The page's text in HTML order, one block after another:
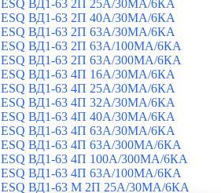
ESQ ВД1-63 2П 25А/30МА/6КА
ESQ ВД1-63 2П 40А/30МА/6КА
ESQ ВД1-63 2П 63А/30МА/6КА
ESQ ВД1-63 2П 63А/100МА/6КА
ESQ ВД1-63 2П 63А/300МА/6КА
ESQ ВД1-63 4П 16А/30МА/6КА
ESQ ВД1-63 4П 25А/30МА/6КА
ESQ ВД1-63 4П 32А/30МА/6КА
ESQ ВД1-63 4П 40А/30МА/6КА
ESQ ВД1-63 4П 63А/30МА/6КА
ESQ ВД1-63 4П 63А/300МА/6КА
ESQ ВД1-63 4П 100А/300МА/6КА
ESQ ВД1-63 4П 63А/100MA/6КА
ESQ ВД1-63 M 2П 25А/30МА/6КА